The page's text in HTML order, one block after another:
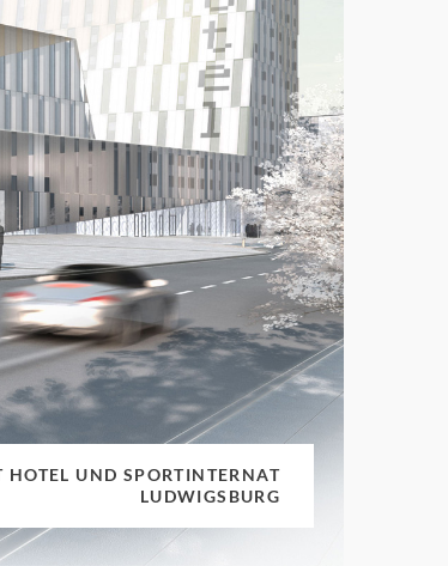
UND SPORTINTERNAT
LUDWIGSBURG